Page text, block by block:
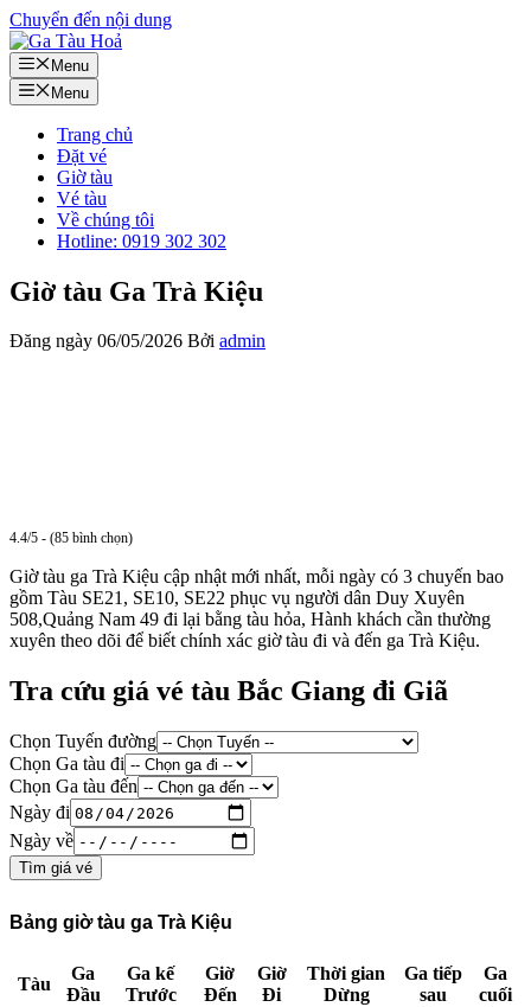
Chuyển đến nội dung
Menu
Menu
Trang chủ
Đặt vé
Giờ tàu
Vé tàu
Về chúng tôi
Hotline: 0919 302 302
Giờ tàu Ga Trà Kiệu
Đăng ngày 06/05/2026 Bởi admin
4.4/5 - (85 bình chọn)
Giờ tàu ga Trà Kiệu cập nhật mới nhất, mỗi ngày có 3 chuyến bao
gồm Tàu SE21, SE10, SE22 phục vụ người dân Duy Xuyên
508,Quảng Nam 49 đi lại bằng tàu hỏa, Hành khách cần thường
xuyên theo dõi để biết chính xác giờ tàu đi và đến ga Trà Kiệu.
Tra cứu giá vé tàu Bắc Giang đi Giã
Chọn Tuyến đường
Chọn Ga tàu đi
Chọn Ga tàu đến
Ngày đi
Ngày về
Tìm giá vé
Bảng giờ tàu ga Trà Kiệu
Tàu
Ga
Đầu
Ga kế
Trước
Giờ
Đến
Giờ
Đi
Thời gian
Dừng
Ga tiếp
sau
Ga
cuối